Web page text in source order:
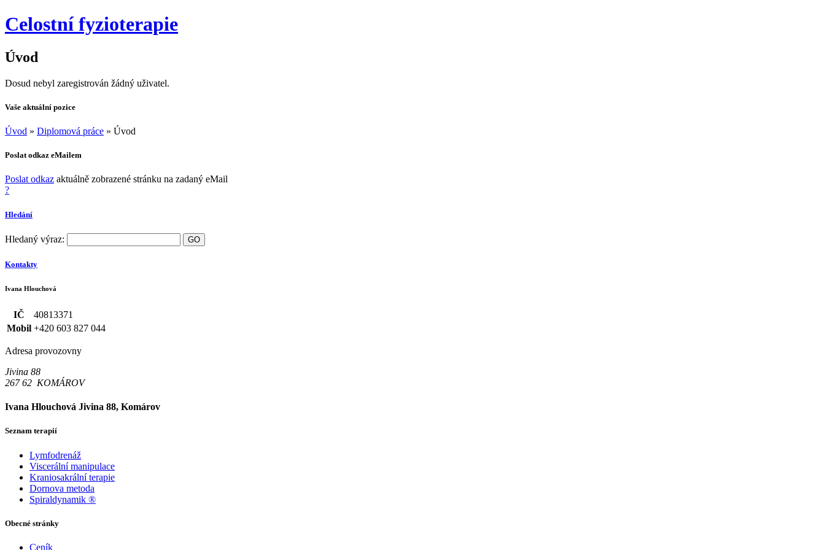
Celostní fyzioterapie
Úvod
Dosud nebyl zaregistrován žádný uživatel.
Vaše aktuální pozice
Úvod » Diplomová práce » Úvod
Poslat odkaz eMailem
Poslat odkaz aktuálně zobrazené stránku na zadaný eMail
?
Hledání
Hledaný výraz:
Kontakty
Ivana Hlouchová
IČ
40813371
Mobil +420 603 827 044
Adresa provozovny
Jivina 88
267 62 KOMÁROV
Ivana Hlouchová Jivina 88, Komárov
Seznam terapií
Lymfodrenáž
Viscerální manipulace
Kraniosakrální terapie
Dornova metoda
Spiraldynamik ®
Obecné stránky
Ceník